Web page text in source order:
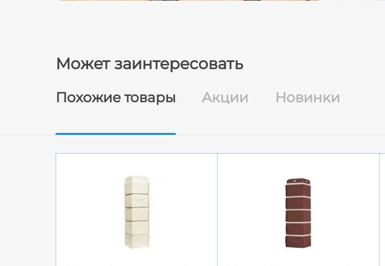
Может заинтересовать
Похожие товары Акции Новинки